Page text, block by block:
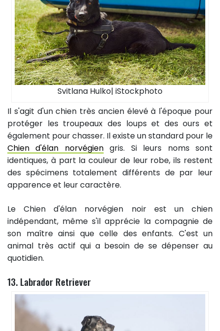
Svitlana Hulko| iStockphoto
Il s'agit d'un chien très ancien élevé à l'époque pour
protéger les troupeaux des loups et des ours et
également pour chasser. Il existe un standard pour le
Chien d'élan norvégiengris. Si leurs noms sont
identiques, à part la couleur de leur robe, ils restent
des spécimens totalement différents de par leur
apparence et leur caractère.
Le Chien d'élan norvégien noir est un chien
indépendant, même s'il apprécie la compagnie de
son maître ainsi que celle des enfants. C'est un
animal très actif qui a besoin de se dépenser au
quotidien.
13. Labrador Retriever